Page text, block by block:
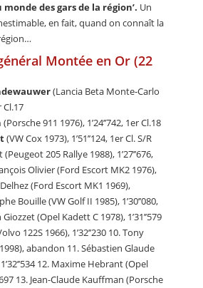
des gars de la région’. Un
en fait, quand on connaît la
Montée en Or (22
(Lancia Beta Monte-Carlo
Cl.17
(Porsche 911 1976), 1’24’’742, 1er Cl.18
(VW Cox 1973), 1’51’’124, 1er Cl. S/R
205 Rallye 1988), 1’27’’676,
Olivier (Ford Escort MK2 1976),
Delhez (Ford Escort MK1 1969),
Bouille (VW Golf II 1985), 1’30’’080,
(Opel Kadett C 1978), 1’31’’579
122S 1966), 1’32’’230 10. Tony
abandon 11. Sébastien Glaude
12. Maxime Hebrant (Opel
13. Jean-Claude Kauffman (Porsche